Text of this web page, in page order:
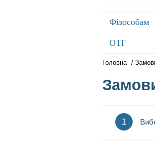
Фізособам
Фізособам
ОТГ
ОТГ
Головна /
1